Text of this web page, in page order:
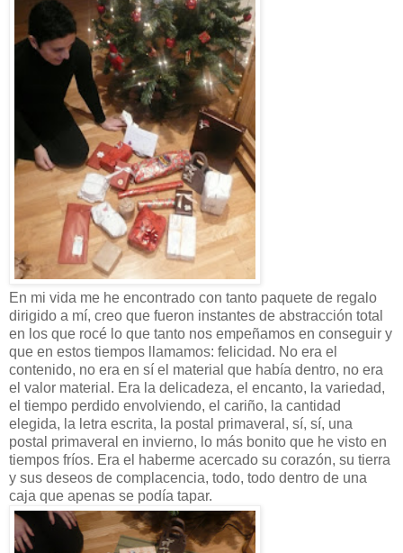
En mi vida me he encontrado con tanto paquete de regalo
dirigido a mí, creo que fueron instantes de abstracción total
en los que rocé lo que tanto nos empeñamos en conseguir y
que en estos tiempos llamamos: felicidad. No era el
contenido, no era en sí el material que había dentro, no era
el valor material. Era la delicadeza, el encanto, la variedad,
el tiempo perdido envolviendo, el cariño, la cantidad
elegida, la letra escrita, la postal primaveral, sí, sí, una
postal primaveral en invierno, lo más bonito que he visto en
tiempos fríos. Era el haberme acercado su corazón, su tierra
y sus deseos de complacencia, todo, todo dentro de una
caja que apenas se podía tapar.